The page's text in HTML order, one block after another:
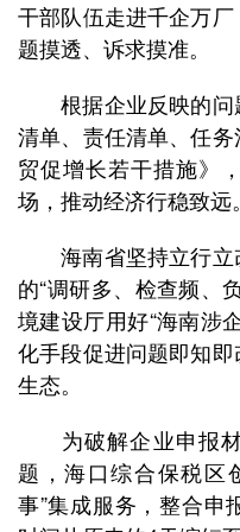
干部队伍走进千企万
题摸透、诉求摸准。
根据企业反映的问
清单、责任清单、任
贸促增长若干措施》
场，推动经济行稳致远。
海南省坚持立行立
的“调研多、检查频、
境建设厅用好“海南涉
化手段促进问题即知
生态。
为破解企业申报材
题，海口综合保税区
事”集成服务，整合申